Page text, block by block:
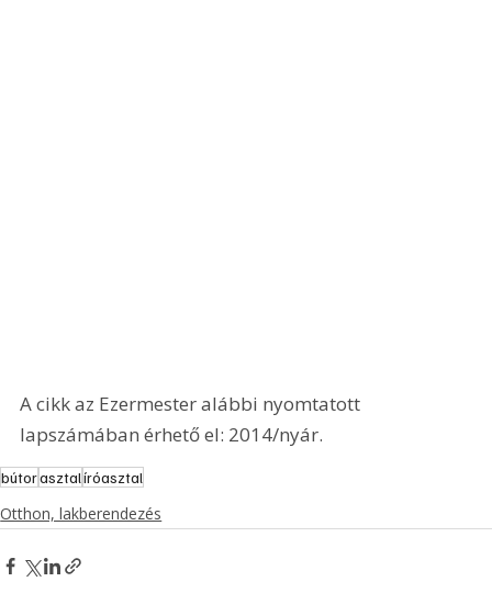
A cikk az Ezermester alábbi nyomtatott
lapszámában érhető el: 2014/nyár.
bútorasztalíróasztal
Otthon, lakberendezés